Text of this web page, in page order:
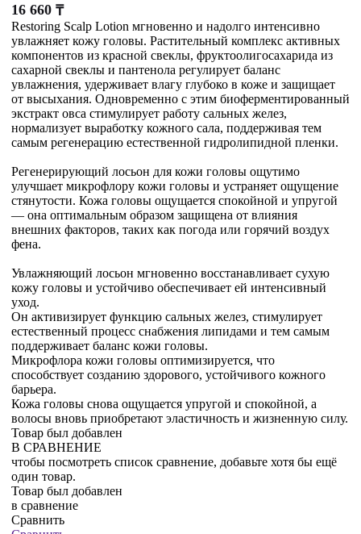
16 660 ₸
Restoring Scalp Lotion мгновенно и надолго интенсивно
увлажняет кожу головы. Растительный комплекс активных
компонентов из красной свеклы, фруктоолигосахарида из
сахарной свеклы и пантенола регулирует баланс
увлажнения, удерживает влагу глубоко в коже и защищает
от высыхания. Одновременно с этим биоферментированный
экстракт овса стимулирует работу сальных желез,
нормализует выработку кожного сала, поддерживая тем
самым регенерацию естественной гидролипидной пленки.
Регенерирующий лосьон для кожи головы ощутимо
улучшает микрофлору кожи головы и устраняет ощущение
стянутости. Кожа головы ощущается спокойной и упругой
— она оптимальным образом защищена от влияния
внешних факторов, таких как погода или горячий воздух
фена.
Увлажняющий лосьон мгновенно восстанавливает сухую
кожу головы и устойчиво обеспечивает ей интенсивный
уход.
Он активизирует функцию сальных желез, стимулирует
естественный процесс снабжения липидами и тем самым
поддерживает баланс кожи головы.
Микрофлора кожи головы оптимизируется, что
способствует созданию здорового, устойчивого кожного
барьера.
Кожа головы снова ощущается упругой и спокойной, а
волосы вновь приобретают эластичность и жизненную силу.
Товар был добавлен
В СРАВНЕНИЕ
чтобы посмотреть список сравнение, добавьте хотя бы ещё
один товар.
Товар был добавлен
в сравнение
Сравнить